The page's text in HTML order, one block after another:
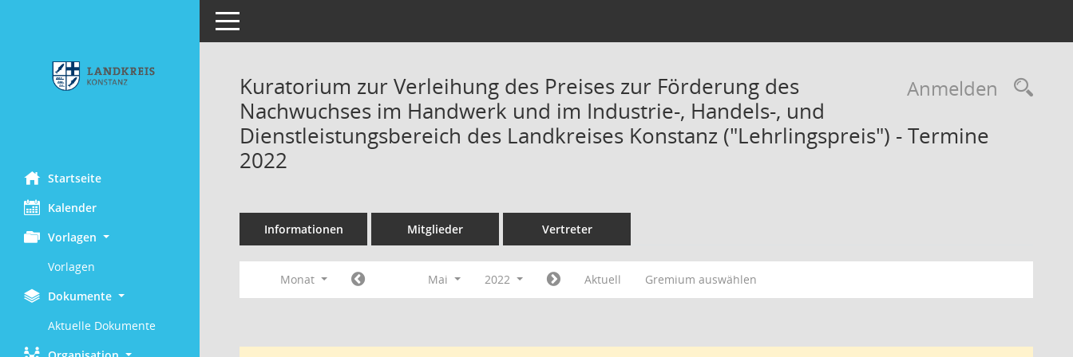
Startseite
Kalender
Vorlagen
Vorlagen
Dokumente
Aktuelle Dokumente
Toggle navigation
Anmelden
Kuratorium zur Verleihung des Preises zur Förderung des
Nachwuchses im Handwerk und im Industrie-, Handels-, und
Dienstleistungsbereich des Landkreises Konstanz ("Lehrlingspreis") - Termine
2022
Informationen Mitglieder Vertreter
Monat Mai 2022 Aktuell Gremium auswählen